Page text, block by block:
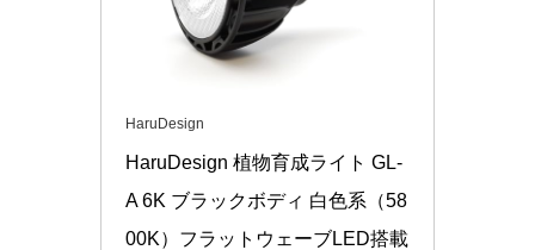
HaruDesign
HaruDesign 植物育成ライト GL-
A 6K ブラックボディ 白色系（58
00K）フラットウェーブLED搭載